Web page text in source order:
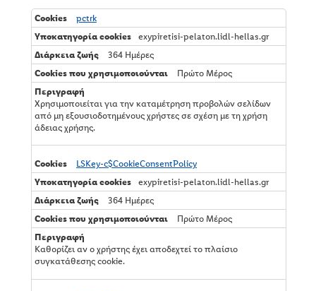
Τ
ε
χ
ι
κ
ά
α
π
α
ρ
α
τ
η
τ
α
pctrk
exypiretisi-pelaton.lidl-hellas.gr
364 Ημέρες
Πρώτο Μέρος
Χρησιμοποιείται για την καταμέτρηση προβολών σελίδων
από μη εξουσιοδοτημένους χρήστες σε σχέση με τη χρήση
άδειας χρήσης.
LSKey-c$CookieConsentPolicy
exypiretisi-pelaton.lidl-hellas.gr
364 Ημέρες
Πρώτο Μέρος
Καθορίζει αν ο χρήστης έχει αποδεχτεί το πλαίσιο
συγκατάθεσης cookie.